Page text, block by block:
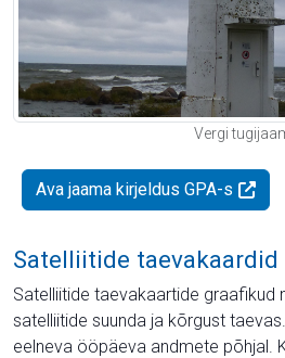
Vergi
Ava jaama kirjeldus GPA-s
Satelliitide taevakaardid
Satelliitide taevakaartide graafikud
satelliitide suunda ja kõrgust
eelneva ööpäeva andmete põhjal.